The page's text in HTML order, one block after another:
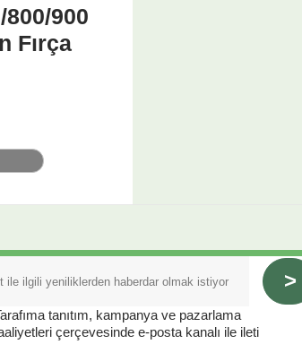
900
Fırça
tanıtım, kampanya ve pazarlama
çerçevesinde e-posta kanalı ile ileti